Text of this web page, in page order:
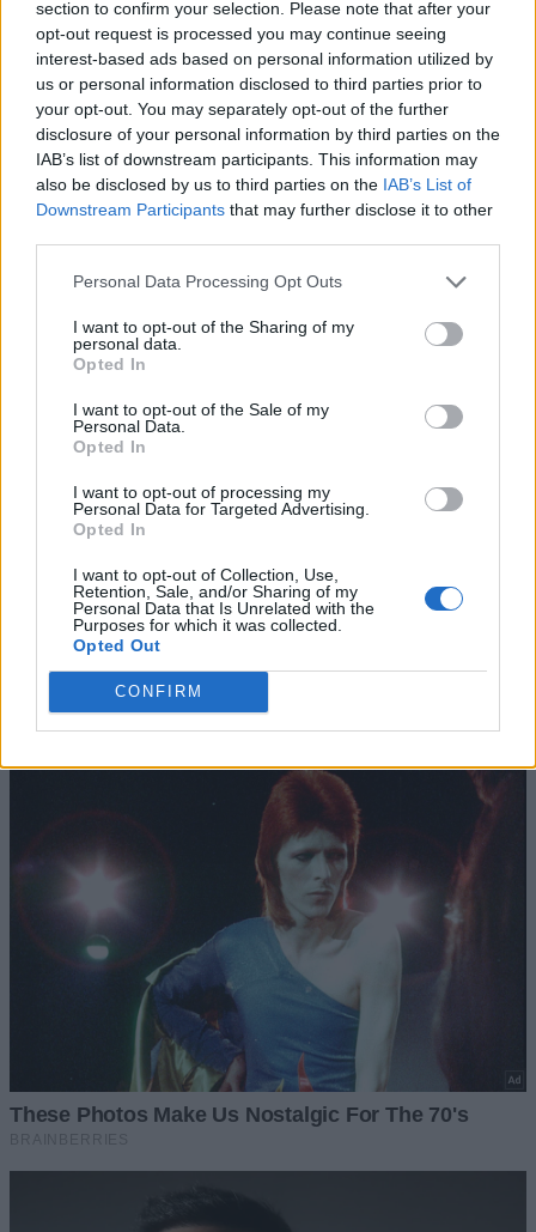
section to confirm your selection. Please note that after your
opt-out request is processed you may continue seeing
interest-based ads based on personal information utilized by
us or personal information disclosed to third parties prior to
your opt-out. You may separately opt-out of the further
disclosure of your personal information by third parties on the
IAB’s list of downstream participants. This information may
also be disclosed by us to third parties on the IAB’s List of
Downstream Participants that may further disclose it to other
Personal Data Processing Opt Outs
I want to opt-out of the Sharing of my
personal data.
Opted In
I want to opt-out of the Sale of my
Personal Data.
Opted In
I want to opt-out of processing my
Personal Data for Targeted Advertising.
Opted In
I want to opt-out of Collection, Use,
Retention, Sale, and/or Sharing of my
Personal Data that Is Unrelated with the
Purposes for which it was collected.
Opted Out
CONFIRM